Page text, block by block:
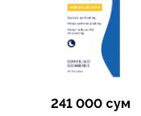
241 000 сум